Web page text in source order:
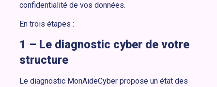
confidentialité de vos données.
En trois étapes :
1 – Le diagnostic cyber de votre
structure
Le diagnostic MonAideCyber propose un état des